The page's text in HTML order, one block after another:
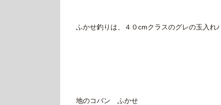
ふかせ釣りは、４０cmクラスのグレの玉入
地のコバン ふかせ